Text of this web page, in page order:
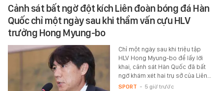
Cảnh sát bất ngờ đột kích Liên đoàn bóng đá Hàn
Quốc chỉ một ngày sau khi thẩm vấn cựu HLV
trưởng Hong Myung-bo
Chỉ một ngày sau khi triệu tập
HLV Hong Myung-bo để lấy lời
khai, cảnh sát Hàn Quốc đã bất
ngờ khám xét hai trụ sở của Liên…
SPORT - 5 giờ trước